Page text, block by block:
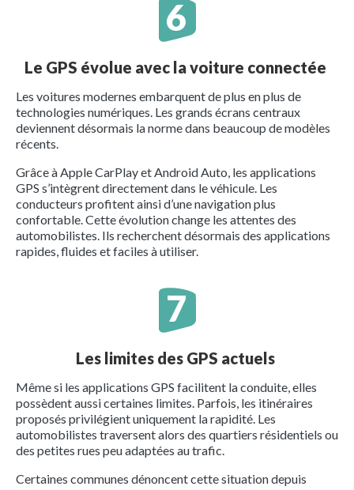
Le GPS évolue avec la voiture connectée
Les voitures modernes embarquent de plus en plus de
technologies numériques. Les grands écrans centraux
deviennent désormais la norme dans beaucoup de modèles
récents.
Grâce à Apple CarPlay et Android Auto, les applications
GPS s’intègrent directement dans le véhicule. Les
conducteurs profitent ainsi d’une navigation plus
confortable. Cette évolution change les attentes des
automobilistes. Ils recherchent désormais des applications
rapides, fluides et faciles à utiliser.
Les limites des GPS actuels
Même si les applications GPS facilitent la conduite, elles
possèdent aussi certaines limites. Parfois, les itinéraires
proposés privilégient uniquement la rapidité. Les
automobilistes traversent alors des quartiers résidentiels ou
des petites rues peu adaptées au trafic.
Certaines communes dénoncent cette situation depuis